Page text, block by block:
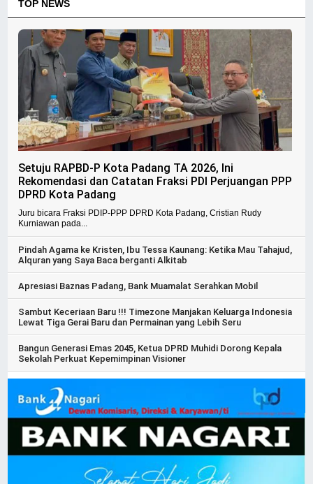
TOP NEWS
Setuju RAPBD-P Kota Padang TA 2026, Ini
Rekomendasi dan Catatan Fraksi PDI Perjuangan PPP
DPRD Kota Padang
Juru bicara Fraksi PDIP-PPP DPRD Kota Padang, Cristian Rudy
Kurniawan pada...
Pindah Agama ke Kristen, Ibu Tessa Kaunang: Ketika Mau Tahajud,
Alquran yang Saya Baca berganti Alkitab
Apresiasi Baznas Padang, Bank Muamalat Serahkan Mobil
Sambut Keceriaan Baru !!! Timezone Manjakan Keluarga Indonesia
Lewat Tiga Gerai Baru dan Permainan yang Lebih Seru
Bangun Generasi Emas 2045, Ketua DPRD Muhidi Dorong Kepala
Sekolah Perkuat Kepemimpinan Visioner